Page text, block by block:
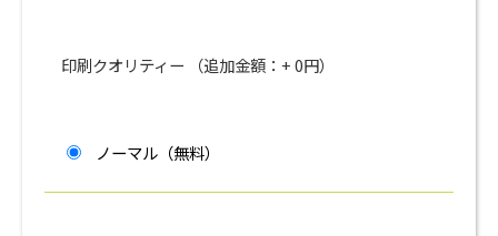
印刷クオリティー （追加金額：+0円）
ノーマル（無料）